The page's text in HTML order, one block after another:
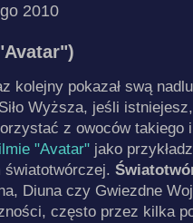
2010
kolejny pokazał swą
Wyższa, jeśli
z owoców takiego
"Avatar" jako
Diuna czy Gwiezdne
często przez kilka